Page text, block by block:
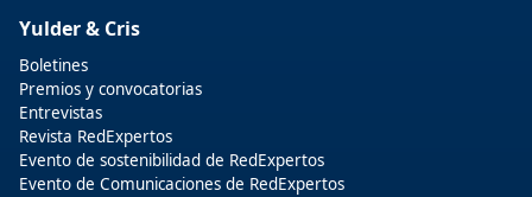
Yulder & Cris
Boletines
Premios y convocatorias
Entrevistas
Revista RedExpertos
Evento de sostenibilidad de RedExpertos
Evento de Comunicaciones de RedExpertos